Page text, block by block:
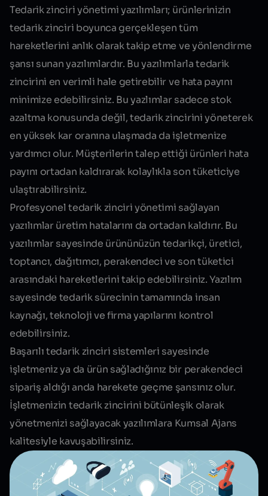
Tedarik zinciri yönetimi yazılımları; ürünlerinizin
tedarik zinciri boyunca gerçekleşen tüm
hareketlerini anlık olarak takip etme ve yönlendirme
şansı sunan yazılımlardır. Bu yazılımlarla tedarik
zincirini en verimli hale getirebilir ve hata payını
minimize edebilirsiniz. Bu yazlımlar sadece stok
azaltma konusunda değil, tedarik zincirini yöneterek
en yüksek kar oranına ulaşmada da işletmenize
yardımcı olur. Müşterilerin talep ettiği ürünleri hata
payını ortadan kaldırarak kolaylıkla son tüketiciye
ulaştırabilirsiniz.
Profesyonel tedarik zinciri yönetimi sağlayan
yazılımlar üretim hatalarını da ortadan kaldırır. Bu
yazılımlar sayesinde ürününüzün tedarikçi, üretici,
toptancı, dağıtımcı, perakendeci ve son tüketici
arasındaki hareketlerini takip edebilirsiniz. Yazılım
sayesinde tedarik sürecinin tamamında insan
kaynağı, teknoloji ve firma yapılarını kontrol
edebilirsiniz.
Başarılı tedarik zinciri sistemleri sayesinde
işletmeniz ya da ürün sağladığınız bir perakendeci
sipariş aldığı anda harekete geçme şansınız olur.
İşletmenizin tedarik zincirini bütünleşik olarak
yönetmenizi sağlayacak yazılımlara Kumsal Ajans
kalitesiyle kavuşabilirsiniz.